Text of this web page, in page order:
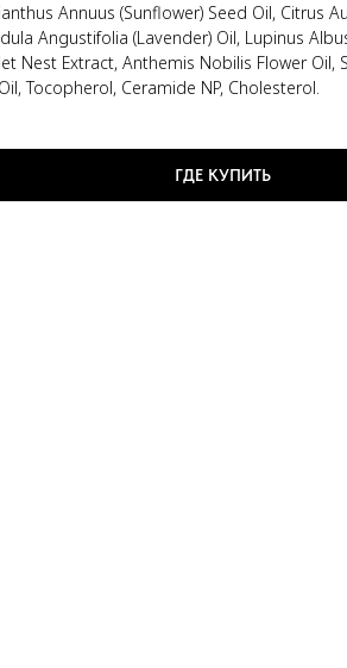
Annuus (Sunflower) Seed Oil, Citrus
Angustifolia (Lavender) Oil, Lupinus
Nest Extract, Anthemis Nobilis Flower Oil,
Tocopherol, Ceramide NP, Cholesterol.
ГДЕ КУПИТЬ